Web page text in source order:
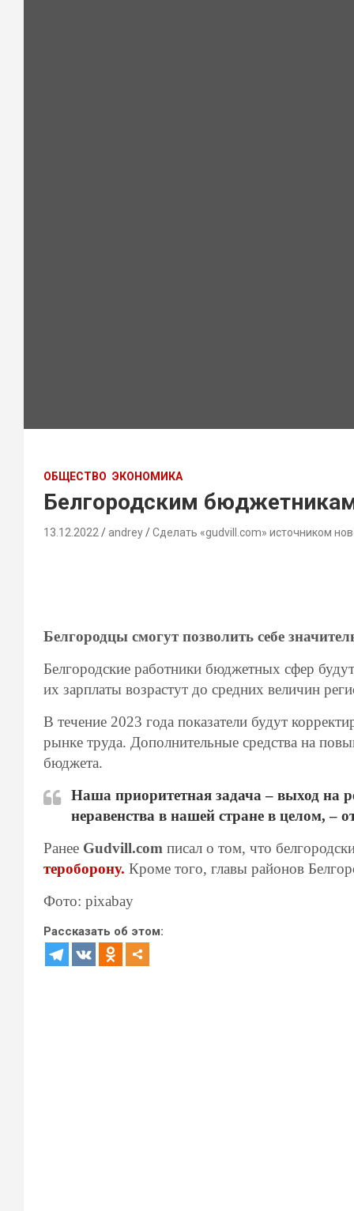
ОБЩЕСТВО ЭКОНОМИКА
Белгородским
13.12.2022 andrey Сделать «gudvill.com» источником
Белгородцы смогут позволить себе
Белгородские работники бюджетных сфер
их зарплаты возрастут до средних величин
В течение 2023 года показатели будут
рынке труда. Дополнительные средства на
бюджета.
Наша приоритетная задача – выход на
неравенства в нашей стране в целом, –
Ранее Gudvill.com писал о том, что
тероборону. Кроме того, главы районов
Фото: pixabay
Рассказать об этом: